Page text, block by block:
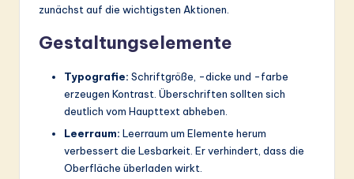
zunächst auf die wichtigsten Aktionen.
Gestaltungselemente
Typografie: Schriftgröße, -dicke und -farbe
erzeugen Kontrast. Überschriften sollten sich
deutlich vom Haupttext abheben.
Leerraum: Leerraum um Elemente herum
verbessert die Lesbarkeit. Er verhindert, dass die
Oberfläche überladen wirkt.